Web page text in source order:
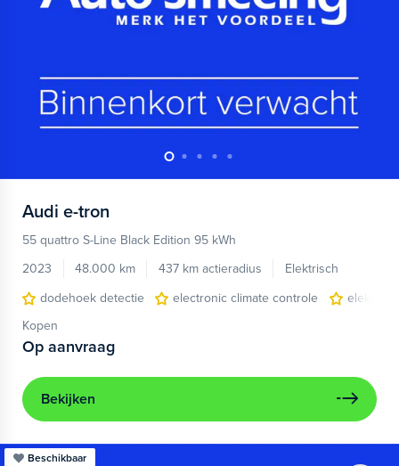
Audi e-tron
55 quattro S-Line Black Edition 95 kWh
2023
48.000 km 437 km actieradius
Elektrisch
dodehoek detectie
electronic climate controle
Kopen
Op aanvraag
Bekijken
Beschikbaar